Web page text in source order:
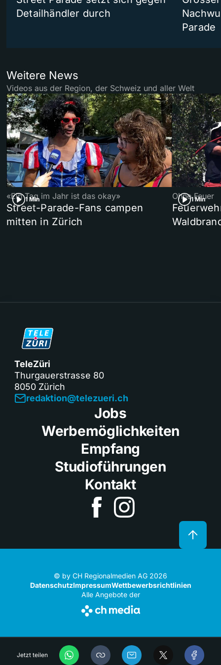
Jetzt teilen
Detailhändler durch
Parade
Weitere News
Videos aus der Region, der Schweiz und aller Welt
1 Min
«Ein Tag im Jahr ist das okay»
Street-Parade-Fans campen
mitten in Zürich
1 Min
Ohne Feuer
TeleZüri
Thurgauerstrasse 80
8050 Zürich
redaktion@telezueri.ch
Jobs
Werbemöglichkeiten
Empfang
Studioführungen
Kontakt
© by CH Regionalmedien AG 2026
DatenschutzImpressumWettbewerbsrichtlinien
Alle Angebote der